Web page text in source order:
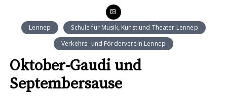
Lennep
Schule für Musik, Kunst und Theater Lennep
Verkehrs- und Förderverein Lennep
Oktober-Gaudi und
Septembersause